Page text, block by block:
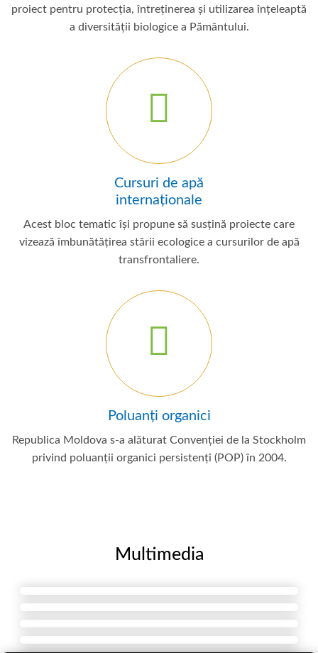
proiect pentru protecția, întreținerea și utilizarea înțeleaptă
a diversității biologice a Pământului.
Cursuri de apă
internaționale
Acest bloc tematic își propune să susțină proiecte care
vizează îmbunătățirea stării ecologice a cursurilor de apă
transfrontaliere.
Poluanți organici
Republica Moldova s-a alăturat Convenției de la Stockholm
privind poluanții organici persistenți (POP) în 2004.
Multimedia